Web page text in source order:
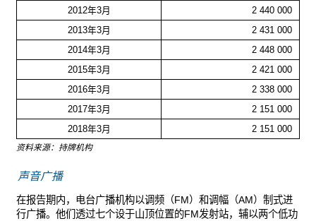
2012年3月
2 440 000
2013年3月
2 431 000
2014年3月
2 448 000
2015年3月
2 421 000
2016年3月
2 338 000
2017年3月
2 151 000
2018年3月
2 151 000
资料来源：持牌机构
声音广播
在报告期内，电台广播机构以调频（FM）和调幅（AM）制式进
行广播。他们透过七个设于山顶位置的FM发射站，辅以两个低功